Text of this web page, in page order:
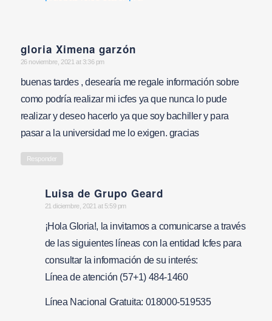
gloria Ximena garzón
says:
26 noviembre, 2021 at 3:36 pm
buenas tardes , desearía me regale información sobre
como podría realizar mi icfes ya que nunca lo pude
realizar y deseo hacerlo ya que soy bachiller y para
pasar a la universidad me lo exigen. gracias
Responder
Luisa de Grupo Geard
says:
21 diciembre, 2021 at 5:59 pm
¡Hola Gloria!, la invitamos a comunicarse a través
de las siguientes líneas con la entidad Icfes para
consultar la información de su interés:
Línea de atención (57+1) 484-1460
Línea Nacional Gratuita: 018000-519535